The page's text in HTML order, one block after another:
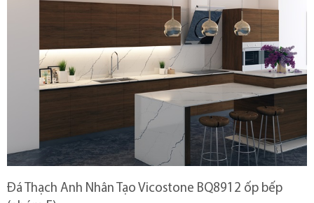
Đá Thạch Anh Nhân Tạo Vicostone BQ8912 ốp bếp